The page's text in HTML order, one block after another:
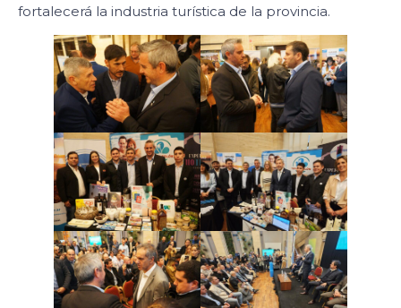
fortalecerá la industria turística de la provincia.